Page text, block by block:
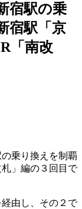
宿駅の乗
宿駅「京
「南改
乗り換えを制覇
」編の３回目で
由し、その２で